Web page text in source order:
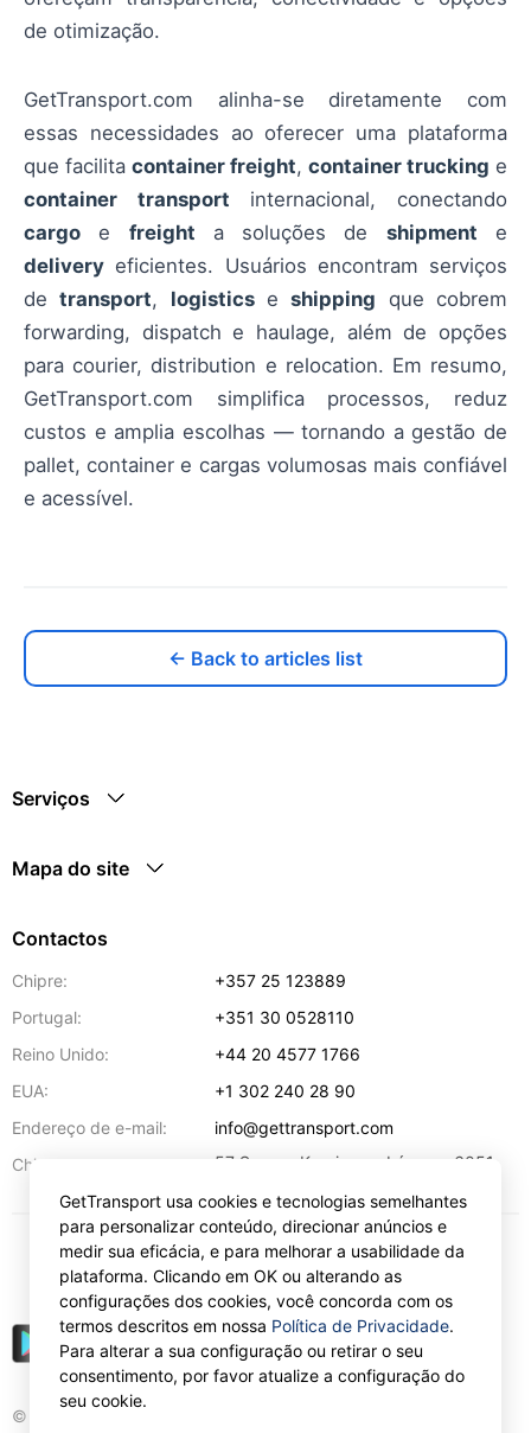
de otimização.
GetTransport.com alinha-se diretamente com
essas necessidades ao oferecer uma plataforma
que facilita container freight, container trucking e
container transport internacional, conectando
cargo e freight a soluções de shipment e
delivery eficientes. Usuários encontram serviços
detransport, logisticseshipping que cobrem
forwarding, dispatch e haulage, além de opções
para courier, distribution e relocation. Em resumo,
GetTransport.com simplifica processos, reduz
custos e amplia escolhas — tornando a gestão de
pallet, container e cargas volumosas mais confiável
e acessível.
← Back to articles list
Serviços
Mapa do site
Contactos
Chipre:
+357 25 123889
Portugal:
+351 30 0528110
Reino Unido:
+44 20 4577 1766
EUA:
+1 302 240 28 90
Endereço de e-mail:
info@gettransport.com
Chipre:
57 Spyrou Kyprianou Lárnaca 6051
© Gettransport International Limited. GetTransport®
EUR
GetTransport usa cookies e tecnologias semelhantes
para personalizar conteúdo, direcionar anúncios e
medir sua eficácia, e para melhorar a usabilidade da
plataforma. Clicando em OK ou alterando as
configurações dos cookies, você concorda com os
termos descritos em nossa Política de Privacidade.
Para alterar a sua configuração ou retirar o seu
consentimento, por favor atualize a configuração do
seu cookie.